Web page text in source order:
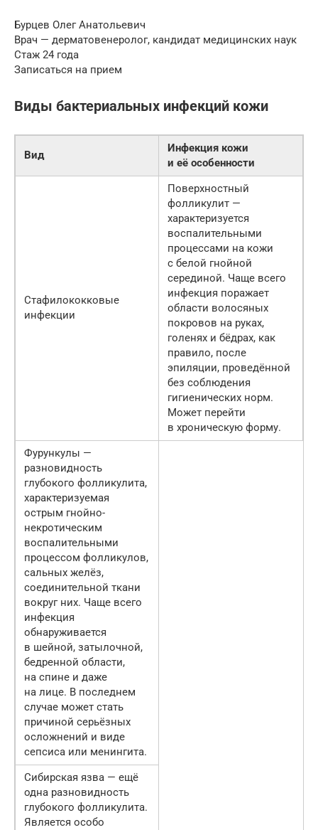
Бурцев Олег Анатольевич
Врач — дерматовенеролог, кандидат медицинских наук
Стаж 24 года
Записаться на прием
Виды бактериальных инфекций кожи
Вид
Инфекция кожи
и её особенности
Стафилококковые
инфекции
Поверхностный
фолликулит —
характеризуется
воспалительными
процессами на кожи
с белой гнойной
серединой. Чаще всего
инфекция поражает
области волосяных
покровов на руках,
голенях и бёдрах, как
правило, после
эпиляции, проведённой
без соблюдения
гигиенических норм.
Может перейти
в хроническую форму.
Фурункулы —
разновидность
глубокого фолликулита,
характеризуемая
острым гнойно-
некротическим
воспалительными
процессом фолликулов,
сальных желёз,
соединительной ткани
вокруг них. Чаще всего
инфекция
обнаруживается
в шейной, затылочной,
бедренной области,
на спине и даже
на лице. В последнем
случае может стать
причиной серьёзных
осложнений и виде
сепсиса или менингита.
Сибирская язва — ещё
одна разновидность
глубокого фолликулита.
Является особо